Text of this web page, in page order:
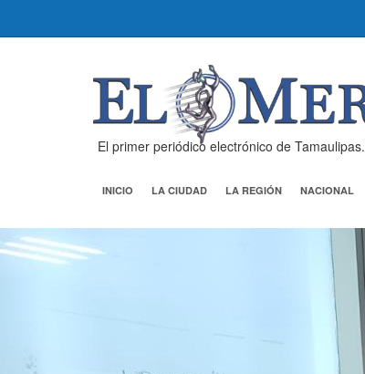
El primer periódico electrónico de Tamaulipas.
INICIO LA CIUDAD LA REGIÓN NACIONAL